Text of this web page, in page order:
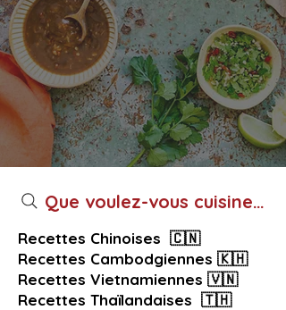
Que voulez-vous cuisiner
Recettes Chinoises 🇨🇳
Recettes Cambodgiennes 🇰🇭
Recettes Vietnamiennes 🇻🇳
Recettes Thaïlandaises 🇹🇭